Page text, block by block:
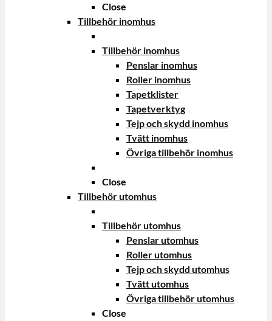
Close
Tillbehör inomhus
Tillbehör inomhus
Penslar inomhus
Roller inomhus
Tapetklister
Tapetverktyg
Tejp och skydd inomhus
Tvätt inomhus
Övriga tillbehör inomhus
Close
Tillbehör utomhus
Tillbehör utomhus
Penslar utomhus
Roller utomhus
Tejp och skydd utomhus
Tvätt utomhus
Övriga tillbehör utomhus
Close